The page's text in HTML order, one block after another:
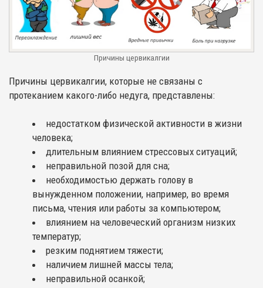
Причины цервикалгии
Причины цервикалгии, которые не связаны с
протеканием какого-либо недуга, представлены:
недостатком физической активности в жизни
человека;
длительным влиянием стрессовых ситуаций;
неправильной позой для сна;
необходимостью держать голову в
вынужденном положении, например, во время
письма, чтения или работы за компьютером;
влиянием на человеческий организм низких
температур;
резким поднятием тяжести;
наличием лишней массы тела;
неправильной осанкой;